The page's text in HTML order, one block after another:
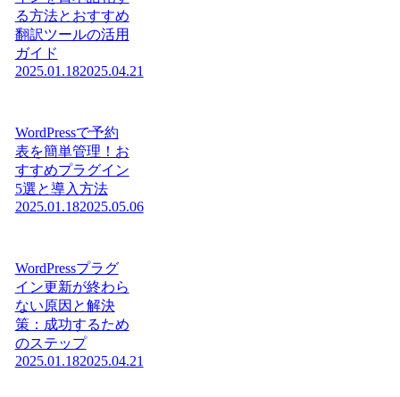
る方法とおすすめ
翻訳ツールの活用
ガイド
2025.01.182025.04.21
WordPressで予約
表を簡単管理！お
すすめプラグイン
5選と導入方法
2025.01.182025.05.06
WordPressプラグ
イン更新が終わら
ない原因と解決
策：成功するため
のステップ
2025.01.182025.04.21